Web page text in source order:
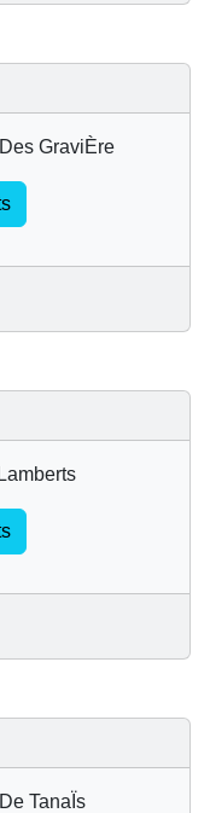
GraviÈre
TanaÏs